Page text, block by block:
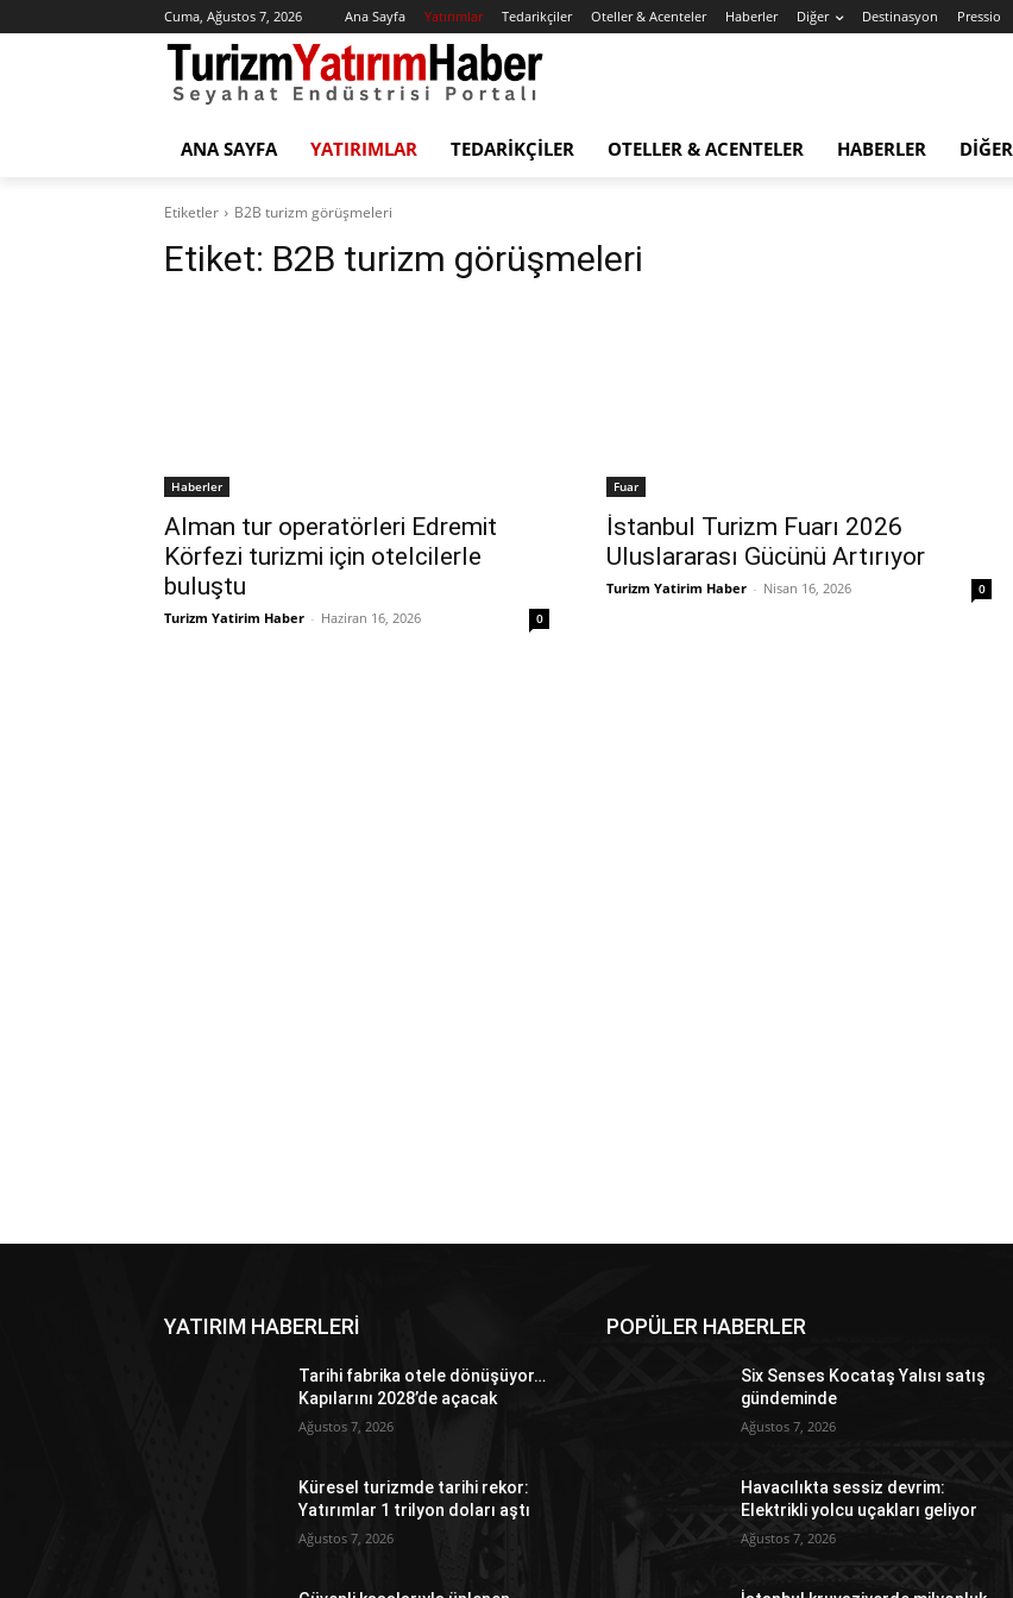
Cuma, Ağustos 7, 2026 Ana Sayfa Yatırımlar Tedarikçiler Oteller & Acenteler Haberler Diğer Destinasyon Pressio
ANA SAYFA YATIRIMLAR TEDARIKÇILER OTELLER & ACENTELER HABERLER DIĞER
Etiketler B2B turizm görüşmeleri
Etiket: B2B turizm görüşmeleri
Haberler
Alman tur operatörleri Edremit
Körfezi turizmi için otelcilerle
buluştu
Turizm Yatirim Haber - Haziran 16, 2026 0
Fuar
İstanbul Turizm Fuarı 2026
Uluslararası Gücünü Artırıyor
Turizm Yatirim Haber - Nisan 16, 2026 0
YATIRIM HABERLERİ
Tarihi fabrika otele dönüşüyor…
Kapılarını 2028’de açacak
Ağustos 7, 2026
Küresel turizmde tarihi rekor:
Yatırımlar 1 trilyon doları aştı
Ağustos 7, 2026
POPÜLER HABERLER
Six Senses Kocataş Yalısı satış
gündeminde
Ağustos 7, 2026
Havacılıkta sessiz devrim:
Elektrikli yolcu uçakları geliyor
Ağustos 7, 2026